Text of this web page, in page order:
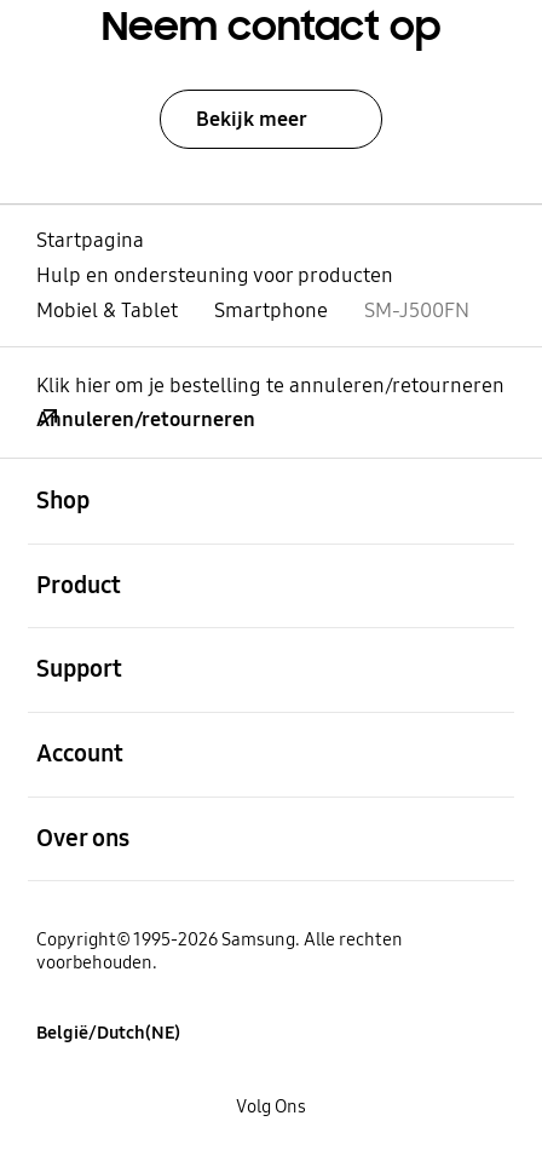
Neem contact op
Bekijk meer
Startpagina
Hulp en ondersteuning voor producten
Mobiel & Tablet
Smartphone SM-J500FN
Klik hier om je bestelling te annuleren/retourneren
Annuleren/retourneren
Shop
Product
Support
Account
Over ons
Copyright© 1995-2026 Samsung. Alle rechten
voorbehouden.
België/Dutch(NE)
Volg Ons